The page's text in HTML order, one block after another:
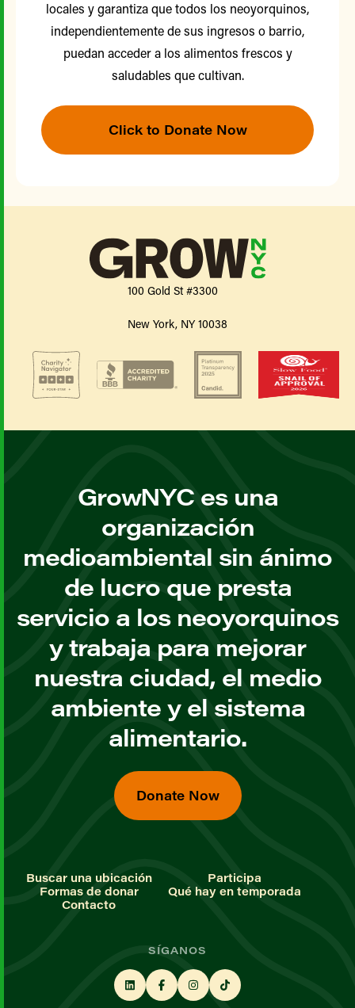
locales y garantiza que todos los neoyorquinos,
independientemente de sus ingresos o barrio,
puedan acceder a los alimentos frescos y
saludables que cultivan.
Click to Donate Now
100 Gold St #3300
New York, NY 10038
GrowNYC es una
organización
medioambiental sin ánimo
de lucro que presta
servicio a los neoyorquinos
y trabaja para mejorar
nuestra ciudad, el medio
ambiente y el sistema
alimentario.
Donate Now
Buscar una ubicación
Participa
Formas de donar
Qué hay en temporada
Contacto
SÍGANOS